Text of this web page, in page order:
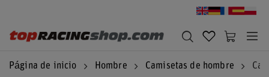
Página de inicio Hombre Camisetas de hombre